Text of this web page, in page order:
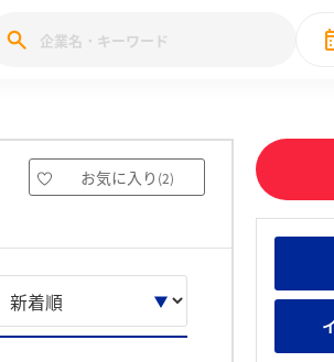
ーン
みんなの新卒就職人気企業ラ
28卒 IT・DX現場社員インタ
お気に入り (2)